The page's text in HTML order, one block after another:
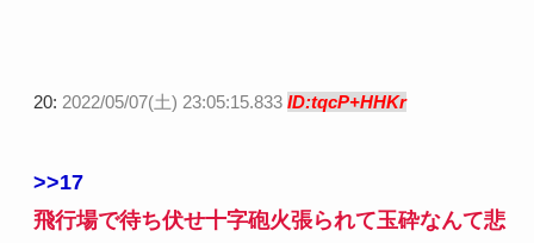
20: 2022/05/07(土) 23:05:15.833 ID:tqcP+HHKr
>>17
飛行場で待ち伏せ十字砲火張られて玉砕なんて悲